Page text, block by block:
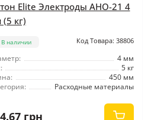
Elite Электроды АНО-21 4
кг)
В наличии Код Товара: 38806
4 мм
5 кг
450 мм
Расходные материалы
грн